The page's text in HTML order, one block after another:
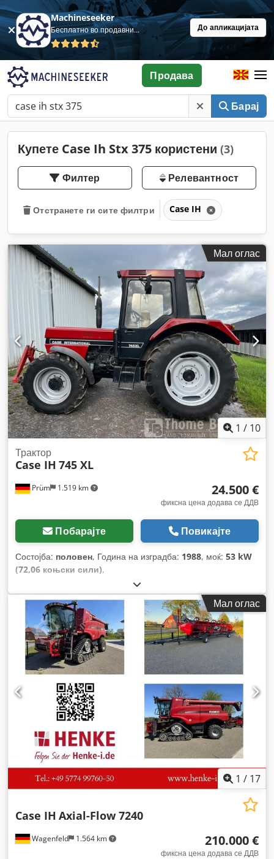
Machineseeker
Бесплатно во продавница До апликацијата
Барај
Продава
Купете Case Ih Stx 375 користени (3)
Филтер Релевантност
Отстранете ги сите филтри Case IH
Мал оглас
1 / 10
Prüm 1.519 km
Трактор
Case IH 745 XL
24.500 €
фиксна цена додава се ДДВ
Побарајте Повикајте
Состојба: половен, Година на изградба: 1988, моќ: 53 kW
(72,06 коњски сили),
Мал оглас
1 / 17
Wagenfeld 1.564 km
Case IH Axial-Flow 7240
210.000 €
фиксна цена додава се ДДВ